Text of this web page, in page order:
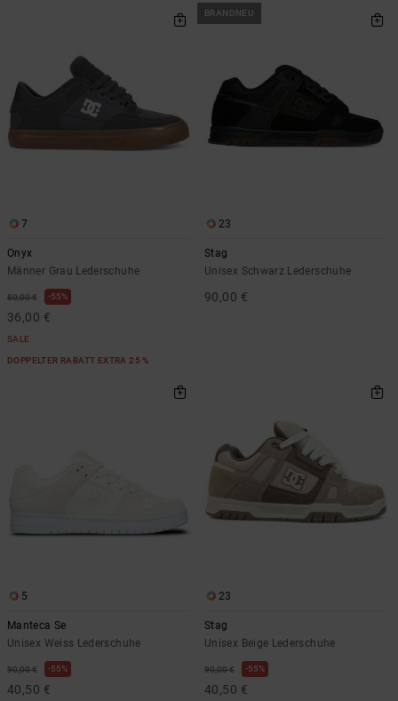
7
Onyx
Männer Grau Lederschuhe
80,00 € 55%
36,00 €
SALE
DOPPELTER RABATT EXTRA 25 %
BRANDNEU
23
Stag
Unisex Schwarz Lederschuhe
90,00 €
5
Manteca Se
Unisex Weiss Lederschuhe
90,00 € 55%
40,50 €
23
Stag
Unisex Beige Lederschuhe
90,00 € 55%
40,50 €